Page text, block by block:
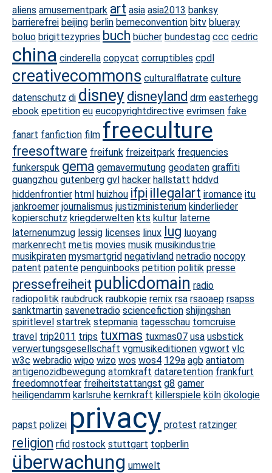
aliens amusementpark art asia asia2013 banksy
barrierefrei beijing berlin berneconvention bitv blueray
boluo brigittezypries buch bücher bundestag ccc cedric
china cinderella copycat corruptibles cpdl
creativecommons culturalflatrate culture
datenschutz di disney disneyland drm easterhegg
ebook epetition eu eucopyrightdirective evrimsen fake
fanart fanfiction film freeculture
freesoftware freifunk freizeitpark frequencies
funkerspuk gema gemavermutung geodaten graffiti
guangzhou gutenberg gvl hacker hallstatt hddvd
hiddenfrontier html huizhou ifpi illegalart iromance itu
jankroemer journalismus justizministerium kinderlieder
kopierschutz kriegderwelten kts kultur laterne
laternenumzug lessig licenses linux lug luoyang
markenrecht metis movies musik musikindustrie
musikpiraten mysmartgrid negativland netradio nocopy
patent patente penguinbooks petition politik presse
pressefreiheit publicdomain radio
radiopolitik raubdruck raubkopie remix rsa rsaoaep rsapss
sanktmartin savenetradio sciencefiction shijingshan
spiritlevel startrek stepmania tagesschau tomcruise
travel trip2011 trips tuxmas tuxmas07 usa usbstick
verwertungsgesellschaft vgmusikeditionen vgwort vlc
w3c webradio wipo wizo wos wos4 129a agb antiatom
antigenozidbewegung atomkraft dataretention frankfurt
freedomnotfear freiheitstattangst g8 gamer
heiligendamm karlsruhe kernkraft killerspiele köln ökologie
papst polizei privacy protest ratzinger
religion rfid rostock stuttgart topberlin
überwachung umwelt